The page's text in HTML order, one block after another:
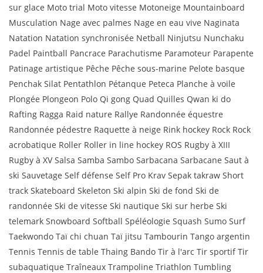
sur glace Moto trial Moto vitesse Motoneige Mountainboard
Musculation Nage avec palmes Nage en eau vive Naginata
Natation Natation synchronisée Netball Ninjutsu Nunchaku
Padel Paintball Pancrace Parachutisme Paramoteur Parapente
Patinage artistique Pêche Pêche sous-marine Pelote basque
Penchak Silat Pentathlon Pétanque Peteca Planche à voile
Plongée Plongeon Polo Qi gong Quad Quilles Qwan ki do
Rafting Ragga Raid nature Rallye Randonnée équestre
Randonnée pédestre Raquette à neige Rink hockey Rock Rock
acrobatique Roller Roller in line hockey ROS Rugby à XIII
Rugby à XV Salsa Samba Sambo Sarbacana Sarbacane Saut à
ski Sauvetage Self défense Self Pro Krav Sepak takraw Short
track Skateboard Skeleton Ski alpin Ski de fond Ski de
randonnée Ski de vitesse Ski nautique Ski sur herbe Ski
telemark Snowboard Softball Spéléologie Squash Sumo Surf
Taekwondo Taï chi chuan Taï jitsu Tambourin Tango argentin
Tennis Tennis de table Thaing Bando Tir à l'arc Tir sportif Tir
subaquatique Traîneaux Trampoline Triathlon Tumbling